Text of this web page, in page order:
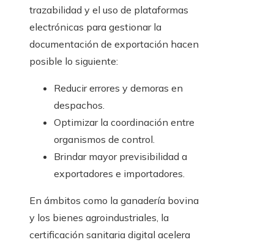
trazabilidad y el uso de plataformas
electrónicas para gestionar la
documentación de exportación hacen
posible lo siguiente:
Reducir errores y demoras en
despachos.
Optimizar la coordinación entre
organismos de control.
Brindar mayor previsibilidad a
exportadores e importadores.
En ámbitos como la ganadería bovina
y los bienes agroindustriales, la
certificación sanitaria digital acelera